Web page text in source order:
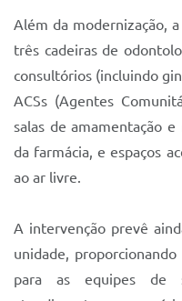
Além da modernização,
três cadeiras de
consultórios (incluindo
ACSs (Agentes
salas de amamentação
da farmácia, e espaços
ao ar livre.
A intervenção prevê
unidade,
para as equipes de